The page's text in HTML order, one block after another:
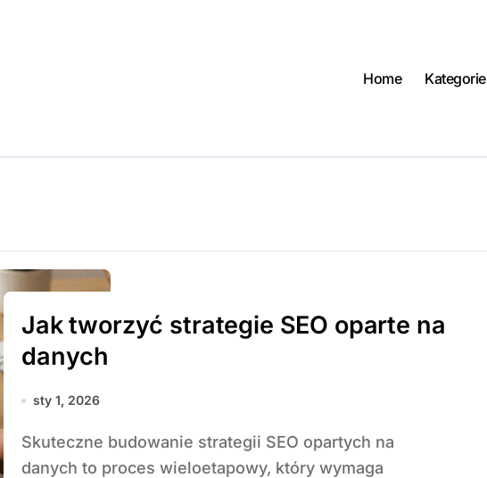
Home Kategorie
Jak tworzyć strategie SEO oparte na
danych
sty 1, 2026
Skuteczne budowanie strategii SEO opartych na
danych to proces wieloetapowy, który wymaga